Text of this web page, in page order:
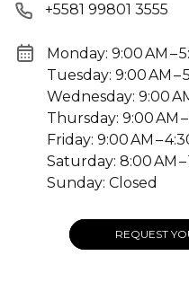
+5581 99801 3555
Monday: 9:00 AM –
Tuesday: 9:00 AM –
Wednesday: 9:00
Thursday: 9:00 AM –
Friday: 9:00 AM –
Saturday: 8:00 AM –
Sunday: Closed
REQUEST